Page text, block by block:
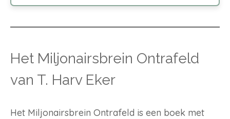
Het Miljonairsbrein Ontrafeld
van T. Harv Eker
Het Miljonairsbrein Ontrafeld is een boek met